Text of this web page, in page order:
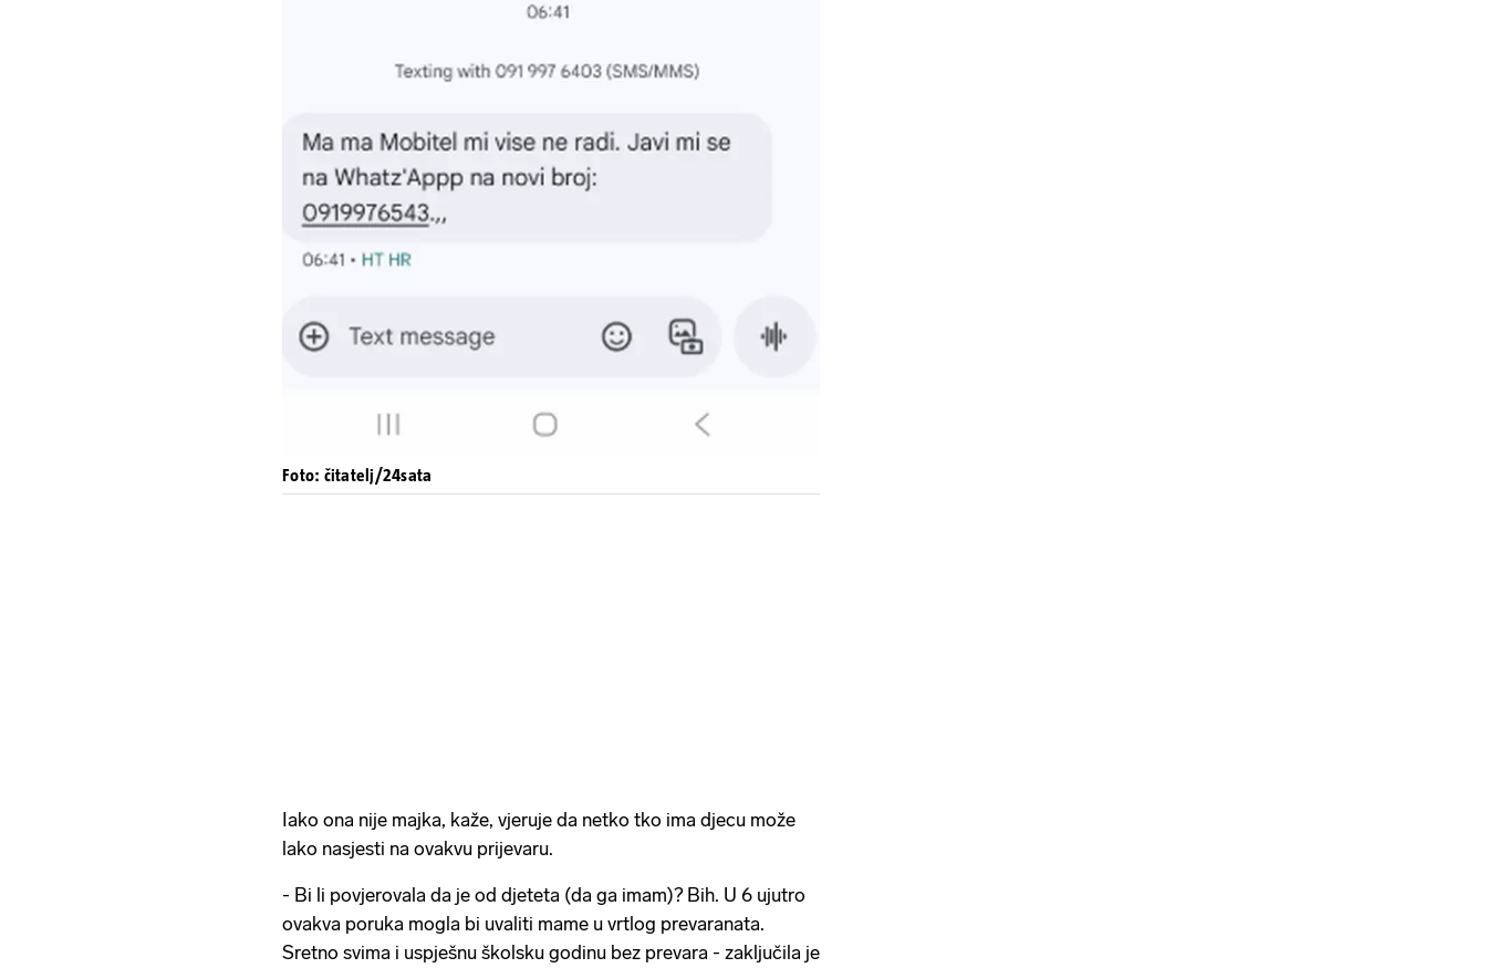
Foto: čitatelj/24sata
Iako ona nije majka, kaže, vjeruje da netko tko ima djecu može
lako nasjesti na ovakvu prijevaru.
- Bi li povjerovala da je od djeteta (da ga imam)? Bih. U 6 ujutro
ovakva poruka mogla bi uvaliti mame u vrtlog prevaranata.
Sretno svima i uspješnu školsku godinu bez prevara - zaključila je